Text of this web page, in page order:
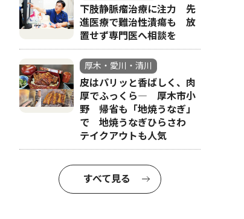
下肢静脈瘤治療に注力 先
進医療で難治性潰瘍も 放
置せず専門医へ相談を
厚木・愛川・清川
皮はパリッと香ばしく、肉
厚でふっくら― 厚木市小
野 帰省も「地焼うなぎ」
で 地焼うなぎひらさわ
テイクアウトも人気
すべて見る